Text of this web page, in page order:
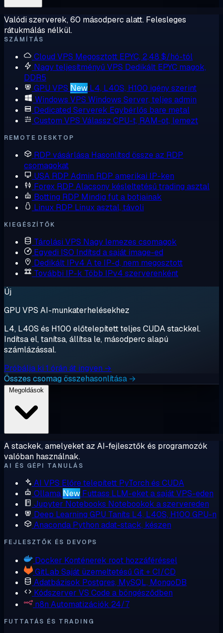
Valódi szerverek, 60 másodperc alatt. Felesleges
rátukmálás nélkül.
SZÁMÍTÁS
Cloud VPS Megosztott EPYC, 2,48 $/hó-tól
Nagy teljesítményű VPS Dedikált EPYC magok,
DDR5
GPU VPS New L4, L40S, H100 igény szerint
Windows VPS Windows Server, teljes admin
Dedicated Serverek Egybérlős bare metal
Custom VPS Válassz CPU-t, RAM-ot, lemezt
REMOTE DESKTOP
RDP vásárlása Hasonlítsd össze az RDP
csomagokat
USA RDP Admin RDP amerikai IP-ken
Forex RDP Alacsony késleltetésű trading asztal
Botting RDP Mindig fut a botjainak
Linux RDP Linux asztal, távoli
KIEGÉSZÍTŐK
Tárolási VPS Nagy lemezes csomagok
Egyedi ISO Indítsd a saját image-ed
Dedikált IPv4 A te IP-d, nem megosztott
További IP-k Több IPv4 szerverenként
Új
GPU VPS AI-munkaterhelésekhez
L4, L40S és H100 előtelepített teljes CUDA stackkel.
Indítsa el, tanítsa, állítsa le, másodperc alapú
számlázással.
Próbálja ki 1 órán át ingyen →
Összes csomag összehasonlítása →
A stackek, amelyeket az AI-fejlesztők és programozók
valóban használnak.
AI ÉS GÉPI TANULÁS
AI VPS Előre telepített PyTorch és CUDA
Ollama New Futtass LLM-eket a saját VPS-eden
Jupyter Notebooks Notebookok a szervereden
Deep Learning GPU Taníts L4, L40S, H100 GPU-n
Anaconda Python adat-stack, készen
FEJLESZTŐK ÉS DEVOPS
Docker Konténerek root hozzáféréssel
GitLab Saját üzemeltetésű Git + CI/CD
Adatbázisok Postgres, MySQL, MongoDB
Kódszerver VS Code a böngésződben
n8n Automatizációk 24/7
FUTTATÁS ÉS TRADING